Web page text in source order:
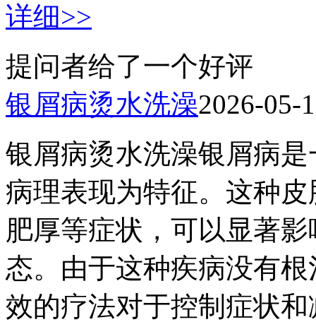
详细>>
提问者给了一个好评
银屑病烫水洗澡2026-05-
银屑病烫水洗澡银屑病
病理表现为特征。这种
肥厚等症状，可以显著
态。由于这种疾病没有
效的疗法对于控制症状